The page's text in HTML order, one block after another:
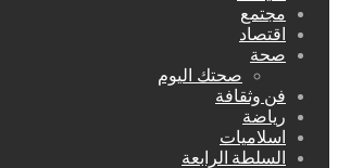
مجتمع
اقتصاد
صحة
صحتك اليوم
فن وثقافة
رياضة
اسلاميات
السلطة الرابعة